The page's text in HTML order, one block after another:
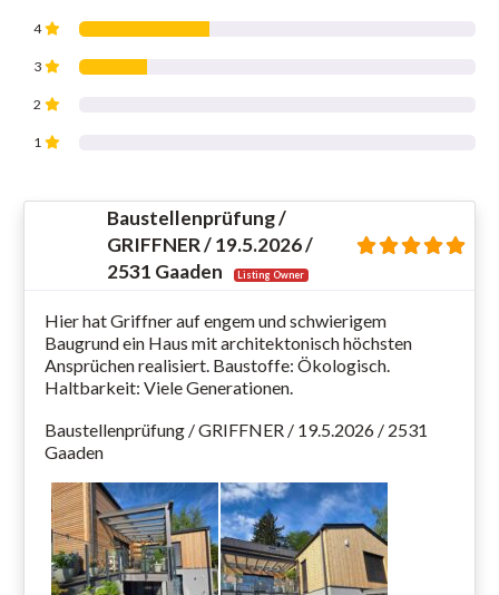
4
3
2
1
Baustellenprüfung /
GRIFFNER / 19.5.2026 /
2531 Gaaden
Listing Owner
Hier hat Griffner auf engem und schwierigem
Baugrund ein Haus mit architektonisch höchsten
Ansprüchen realisiert. Baustoffe: Ökologisch.
Haltbarkeit: Viele Generationen.
Baustellenprüfung / GRIFFNER / 19.5.2026 / 2531
Gaaden